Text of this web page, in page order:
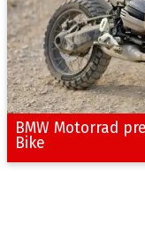
BMW Motorrad
Bike